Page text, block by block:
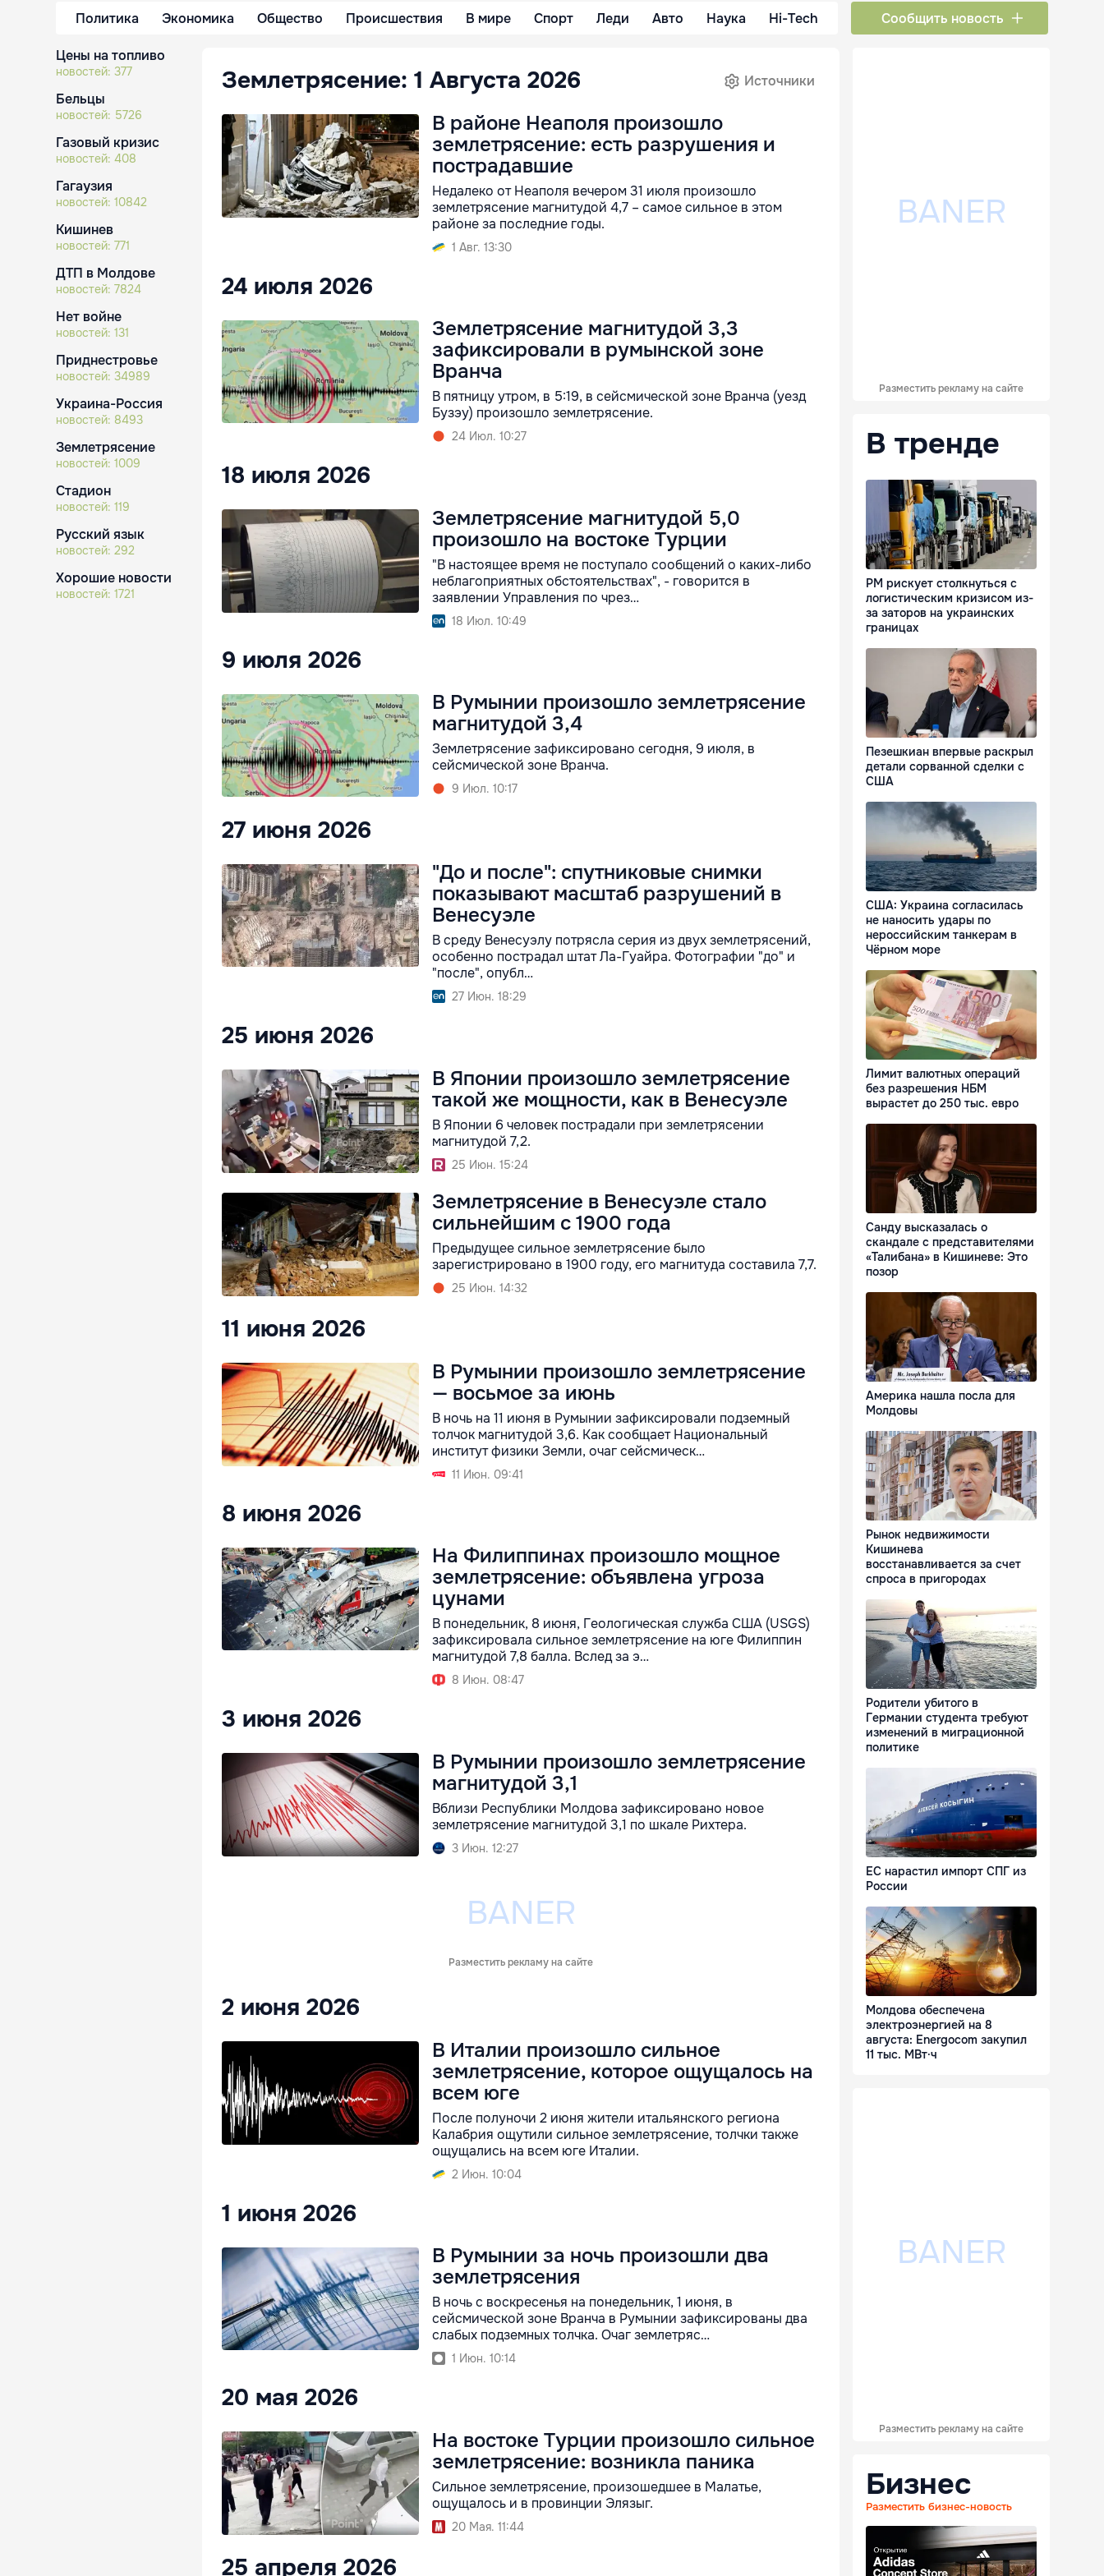
Политика Экономика Общество Происшествия В мире Спорт Леди Авто Наука Hi-Tech Сообщить новость
Цены на топливо
новостей: 377
Бельцы
новостей: 5726
Газовый кризис
новостей: 408
Гагаузия
новостей: 10842
Кишинев
новостей: 771
ДТП в Молдове
новостей: 7824
Нет войне
новостей: 131
Приднестровье
новостей: 34989
Украина-Россия
новостей: 8493
Землетрясение
новостей: 1009
Стадион
новостей: 119
Русский язык
новостей: 292
Хорошие новости
новостей: 1721
Землетрясение: 1 Августа 2026 Источники
В районе Неаполя произошло
землетрясение: есть разрушения и
пострадавшие
Недалеко от Неаполя вечером 31 июля произошло
землетрясение магнитудой 4,7 – самое сильное в этом
районе за последние годы.
1 Авг. 13:30
24 июля 2026
Землетрясение магнитудой 3,3
зафиксировали в румынской зоне
Вранча
В пятницу утром, в 5:19, в сейсмической зоне Вранча (уезд
Бузэу) произошло землетрясение.
24 Июл. 10:27
18 июля 2026
Землетрясение магнитудой 5,0
произошло на востоке Турции
"В настоящее время не поступало сообщений о каких-либо
неблагоприятных обстоятельствах", - говорится в
заявлении Управления по чрез…
18 Июл. 10:49
9 июля 2026
В Румынии произошло землетрясение
магнитудой 3,4
Землетрясение зафиксировано сегодня, 9 июля, в
сейсмической зоне Вранча.
9 Июл. 10:17
27 июня 2026
"До и после": спутниковые снимки
показывают масштаб разрушений в
Венесуэле
В среду Венесуэлу потрясла серия из двух землетрясений,
особенно пострадал штат Ла-Гуайра. Фотографии "до" и
"после", опубл…
27 Июн. 18:29
25 июня 2026
В Японии произошло землетрясение
такой же мощности, как в Венесуэле
В Японии 6 человек пострадали при землетрясении
магнитудой 7,2.
25 Июн. 15:24
Землетрясение в Венесуэле стало
сильнейшим с 1900 года
Предыдущее сильное землетрясение было
зарегистрировано в 1900 году, его магнитуда составила 7,7.
25 Июн. 14:32
11 июня 2026
В Румынии произошло землетрясение
— восьмое за июнь
В ночь на 11 июня в Румынии зафиксировали подземный
толчок магнитудой 3,6. Как сообщает Национальный
институт физики Земли, очаг сейсмическ…
11 Июн. 09:41
8 июня 2026
На Филиппинах произошло мощное
землетрясение: объявлена угроза
цунами
В понедельник, 8 июня, Геологическая служба США (USGS)
зафиксировала сильное землетрясение на юге Филиппин
магнитудой 7,8 балла. Вслед за э…
8 Июн. 08:47
3 июня 2026
В Румынии произошло землетрясение
магнитудой 3,1
Вблизи Республики Молдова зафиксировано новое
землетрясение магнитудой 3,1 по шкале Рихтера.
3 Июн. 12:27
Разместить рекламу на сайте
2 июня 2026
В Италии произошло сильное
землетрясение, которое ощущалось на
всем юге
После полуночи 2 июня жители итальянского региона
Калабрия ощутили сильное землетрясение, толчки также
ощущались на всем юге Италии.
2 Июн. 10:04
1 июня 2026
В Румынии за ночь произошли два
землетрясения
В ночь с воскресенья на понедельник, 1 июня, в
сейсмической зоне Вранча в Румынии зафиксированы два
слабых подземных толчка. Очаг землетряс…
1 Июн. 10:14
20 мая 2026
На востоке Турции произошло сильное
землетрясение: возникла паника
Сильное землетрясение, произошедшее в Малатье,
ощущалось и в провинции Элязыг.
20 Мая. 11:44
25 апреля 2026
Разместить рекламу на сайте
В тренде
РМ рискует столкнуться с
логистическим кризисом из-
за заторов на украинских
границах
Пезешкиан впервые раскрыл
детали сорванной сделки с
США
США: Украина согласилась
не наносить удары по
нероссийским танкерам в
Чёрном море
Лимит валютных операций
без разрешения НБМ
вырастет до 250 тыс. евро
Санду высказалась о
скандале с представителями
«Талибана» в Кишиневе: Это
позор
Америка нашла посла для
Молдовы
Рынок недвижимости
Кишинева
восстанавливается за счет
спроса в пригородах
Родители убитого в
Германии студента требуют
изменений в миграционной
политике
ЕС нарастил импорт СПГ из
России
Молдова обеспечена
электроэнергией на 8
августа: Energocom закупил
11 тыс. МВт·ч
Разместить рекламу на сайте
Бизнес
Разместить бизнес-новость